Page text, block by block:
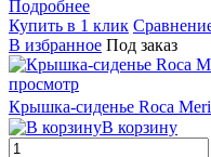
Подробнее
Купить в 1 клик
В избранное Под заказ
просмотр
Крышка-сиденье Roca
В корзину